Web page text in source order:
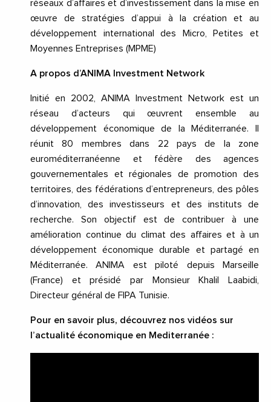
réseaux d’affaires et d’investissement dans la mise en
œuvre de stratégies d’appui à la création et au
développement international des Micro, Petites et
Moyennes Entreprises (MPME)
A propos d’ANIMA Investment Network
Initié en 2002, ANIMA Investment Network est un
réseau d’acteurs qui œuvrent ensemble au
développement économique de la Méditerranée. Il
réunit 80 membres dans 22 pays de la zone
euroméditerranéenne et fédère des agences
gouvernementales et régionales de promotion des
territoires, des fédérations d’entrepreneurs, des pôles
d’innovation, des investisseurs et des instituts de
recherche. Son objectif est de contribuer à une
amélioration continue du climat des affaires et à un
développement économique durable et partagé en
Méditerranée. ANIMA est piloté depuis Marseille
(France) et présidé par Monsieur Khalil Laabidi,
Directeur général de FIPA Tunisie.
Pour en savoir plus, découvrez nos vidéos sur
l’actualité économique en Mediterranée :